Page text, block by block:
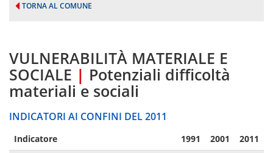
TORNA AL COMUNE
VULNERABILITÀ MATERIALE E
SOCIALE | Potenziali difficoltà
materiali e sociali
INDICATORI AI CONFINI DEL 2011
Indicatore 1991 2001 2011